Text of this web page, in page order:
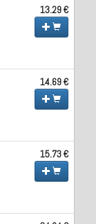
13.29 €
14.69 €
15.73 €